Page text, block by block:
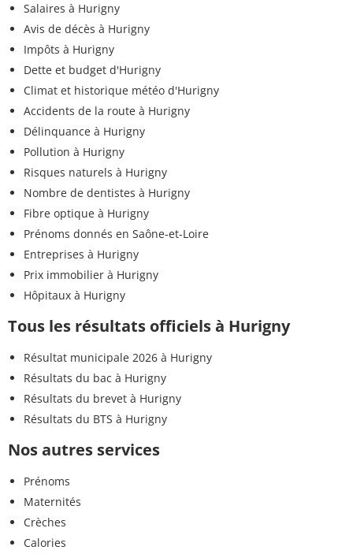
Salaires à Hurigny
Avis de décès à Hurigny
Impôts à Hurigny
Dette et budget d'Hurigny
Climat et historique météo d'Hurigny
Accidents de la route à Hurigny
Délinquance à Hurigny
Pollution à Hurigny
Risques naturels à Hurigny
Nombre de dentistes à Hurigny
Fibre optique à Hurigny
Prénoms donnés en Saône-et-Loire
Entreprises à Hurigny
Prix immobilier à Hurigny
Hôpitaux à Hurigny
Tous les résultats officiels à Hurigny
Résultat municipale 2026 à Hurigny
Résultats du bac à Hurigny
Résultats du brevet à Hurigny
Résultats du BTS à Hurigny
Nos autres services
Prénoms
Maternités
Crèches
Calories